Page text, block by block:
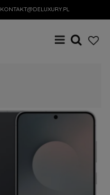
KONTAKT@DELUXURY.PL